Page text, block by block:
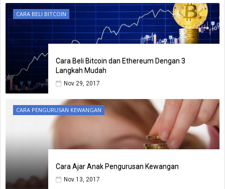
CARA BELI BITCOIN
Cara Beli Bitcoin dan Ethereum Dengan 3
Langkah Mudah
Nov 29, 2017
CARA PENGURUSAN KEWANGAN
Cara Ajar Anak Pengurusan Kewangan
Nov 13, 2017